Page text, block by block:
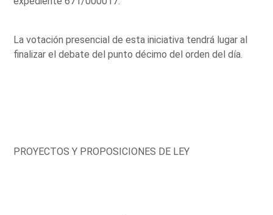
La votación presencial de esta iniciativa tendrá lugar al
finalizar el debate del punto décimo del orden del día.
PROYECTOS Y PROPOSICIONES DE LEY